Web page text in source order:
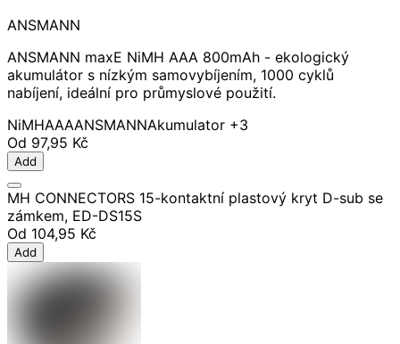
ANSMANN
ANSMANN maxE NiMH AAA 800mAh - ekologický
akumulátor s nízkým samovybíjením, 1000 cyklů
nabíjení, ideální pro průmyslové použití.
NiMHAAAANSMANNAkumulator +3
Od 97,95 Kč
Add
MH CONNECTORS 15-kontaktní plastový kryt D-sub se
zámkem, ED-DS15S
Od 104,95 Kč
Add